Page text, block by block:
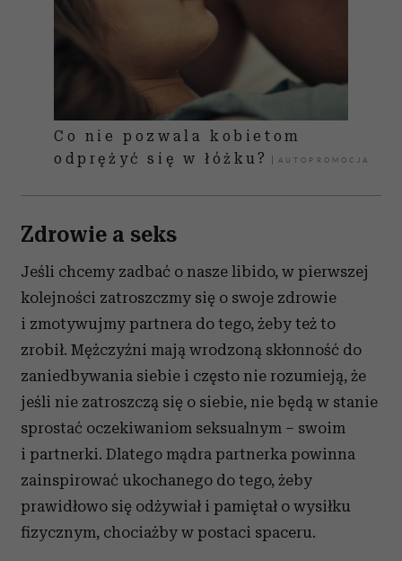
Co nie pozwala kobietom
odprężyć się w łóżku?
Zdrowie a seks
Jeśli chcemy zadbać o nasze libido, w pierwszej
kolejności zatroszczmy się o swoje zdrowie
i zmotywujmy partnera do tego, żeby też to
zrobił. Mężczyźni mają wrodzoną skłonność do
zaniedbywania siebie i często nie rozumieją, że
jeśli nie zatroszczą się o siebie, nie będą w stanie
sprostać oczekiwaniom seksualnym – swoim
i partnerki. Dlatego mądra partnerka powinna
zainspirować ukochanego do tego, żeby
prawidłowo się odżywiał i pamiętał o wysiłku
fizycznym, chociażby w postaci spaceru.